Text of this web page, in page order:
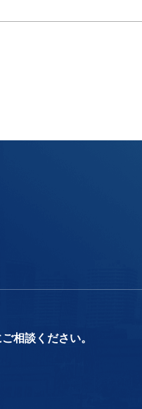
相談ください。